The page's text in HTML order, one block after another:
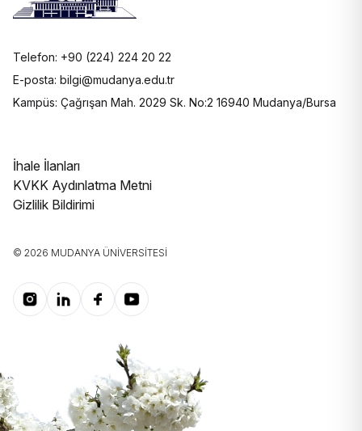
Telefon: +90 (224) 224 20 22
E-posta: bilgi@mudanya.edu.tr
Kampüs: Çağrışan Mah. 2029 Sk. No:2 16940 Mudanya/Bursa
İhale İlanları
KVKK Aydınlatma Metni
Gizlilik Bildirimi
© 2026 MUDANYA ÜNIVERSITESI